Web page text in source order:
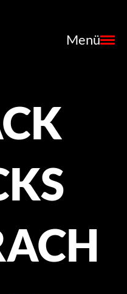
Menü